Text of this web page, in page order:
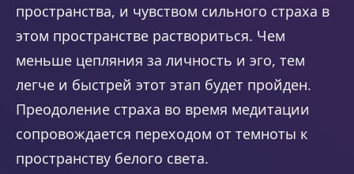
пространства, и чувством сильного страха в
этом пространстве раствориться. Чем
меньше цепляния за личность и эго, тем
легче и быстрей этот этап будет пройден.
Преодоление страха во время медитации
сопровождается переходом от темноты к
пространству белого света.